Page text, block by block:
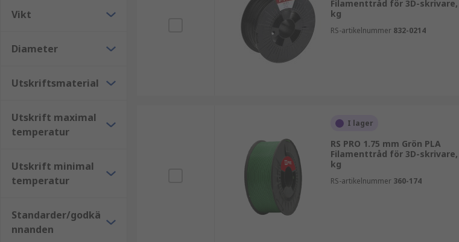
Arkitekturmodeller
Teknik
Vilka material kan användas i 3D-utskrift?
Olika material kan användas för 3D-utskrift såsom PLA, ABS-plast, polyamid (nylon),
titan, stål, vax, fotopolymerer och polykarbonat.
Vikt
Diameter
Utskriftsmaterial
Utskrift maximal
temperatur
Utskrift minimal
temperatur
Standarder/godkä
nnanden
Filamenttråd för 3D-skrivare,
kg
RS-artikelnummer 832-0214
I lager
RS PRO 1.75 mm Grön PLA
Filamenttråd för 3D-skrivare,
kg
RS-artikelnummer 360-174